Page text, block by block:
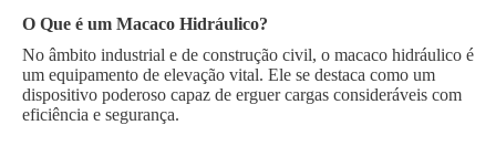
O Que é um Macaco Hidráulico?
No âmbito industrial e de construção civil, o macaco hidráulico é
um equipamento de elevação vital. Ele se destaca como um
dispositivo poderoso capaz de erguer cargas consideráveis com
eficiência e segurança.